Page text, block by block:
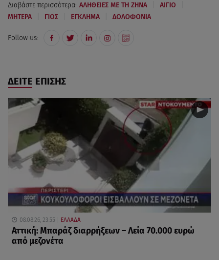
Διαβάστε περισσότερα: ΑΛΗΘΕΙΕΣ ΜΕ ΤΗ ΖΗΝΑ ΑΙΓΙΟ
ΜΗΤΕΡΑ ΓΙΟΣ ΕΓΚΛΗΜΑ ΔΟΛΟΦΟΝΙΑ
Follow us:
ΔΕΙΤΕ ΕΠΙΣΗΣ
08.08.26, 23:55 ΕΛΛΑΔΑ
Αττική: Μπαράζ διαρρήξεων – Λεία 70.000 ευρώ
από μεζονέτα